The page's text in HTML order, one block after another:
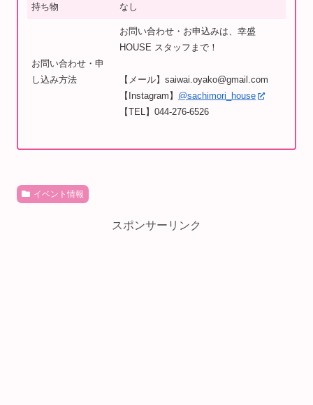
持ち物 なし
お問い合わせ・申
し込み方法
お問い合わせ・お申込みは、幸盛
HOUSE スタッフまで！
【メール】saiwai.oyako@gmail.com
【Instagram】 @sachimori_house
【TEL】044-276-6526
イベント情報
スポンサーリンク